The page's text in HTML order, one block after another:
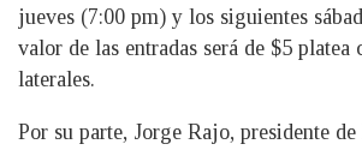
jueves (7:00 pm) y los siguientes
valor de las entradas será de $5 platea
laterales.
Por su parte, Jorge Rajo, presidente